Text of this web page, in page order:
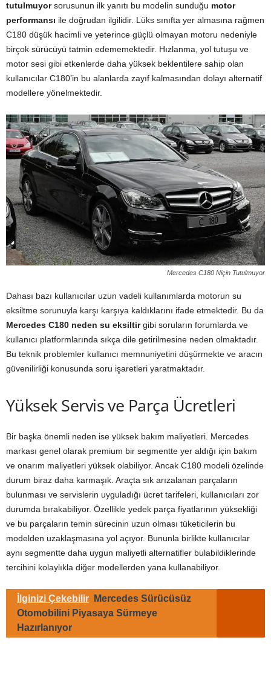
tutulmuyorsorusunun ilk yanıtı bu modelin sunduğu motor
performansı ile doğrudan ilgilidir. Lüks sınıfta yer almasına rağmen
C180 düşük hacimli ve yeterince güçlü olmayan motoru nedeniyle
birçok sürücüyü tatmin edememektedir. Hızlanma, yol tutuşu ve
motor sesi gibi etkenlerde daha yüksek beklentilere sahip olan
kullanıcılar C180’in bu alanlarda zayıf kalmasından dolayı alternatif
modellere yönelmektedir.
Mercedes C180 Niçin Tutulmuyor
Dahası bazı kullanıcılar uzun vadeli kullanımlarda motorun su
eksiltme sorunuyla karşı karşıya kaldıklarını ifade etmektedir. Bu da
Mercedes C180 neden su eksiltirgibi soruların forumlarda ve
kullanıcı platformlarında sıkça dile getirilmesine neden olmaktadır.
Bu teknik problemler kullanıcı memnuniyetini düşürmekte ve aracın
güvenilirliği konusunda soru işaretleri yaratmaktadır.
Yüksek Servis ve Parça Ücretleri
Bir başka önemli neden ise yüksek bakım maliyetleri. Mercedes
markası genel olarak premium bir segmentte yer aldığı için bakım
ve onarım maliyetleri yüksek olabiliyor. Ancak C180 modeli özelinde
durum biraz daha karmaşık. Araçta sık arızalanan parçaların
bulunması ve servislerin uyguladığı ücret tarifeleri, kullanıcıları zor
durumda bırakabiliyor. Özellikle yedek parça fiyatlarının yüksekliği
ve bu parçaların temin sürecinin uzun olması tüketicilerin bu
modelden uzaklaşmasına yol açıyor. Bununla birlikte kullanıcılar
aynı segmentte daha uygun maliyetli alternatifler bulabildiklerinde
tercihini kolaylıkla diğer modellerden yana kullanabiliyor.
İlginizi Çekebilir
Mercedes Sürücüsüz
Otomobilini Piyasaya Sürmeye
Hazırlanıyor